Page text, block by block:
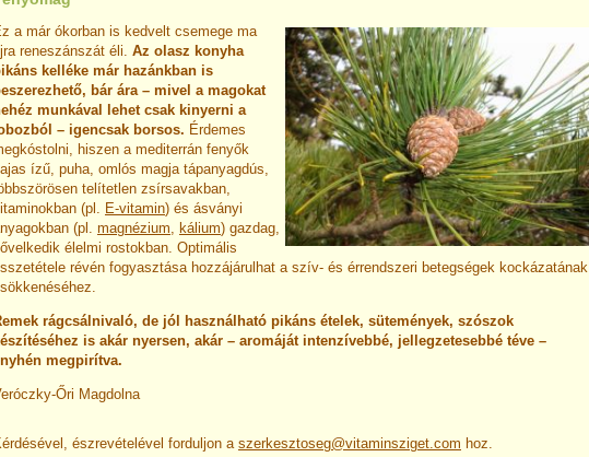
a már ókorban is kedvelt csemege ma
reneszánszát éli. Az olasz konyha
kelléke már hazánkban is
bár ára – mivel a magokat
munkával lehet csak kinyerni a
– igencsak borsos. Érdemes
hiszen a mediterrán fenyők
ízű, puha, omlós magja tápanyagdús,
telítetlen zsírsavakban,
(pl. E-vitamin) és ásványi
(pl. magnézium, kálium) gazdag,
élelmi rostokban. Optimális
révén fogyasztása hozzájárulhat a szív- és érrendszeri betegségek kockázatának
rágcsálnivaló, de jól használható pikáns ételek, sütemények, szószok
is akár nyersen, akár – aromáját intenzívebbé, jellegzetesebbé téve –
megpirítva.
Őri Magdolna
észrevételével forduljon a szerkesztoseg@vitaminsziget.com hoz.